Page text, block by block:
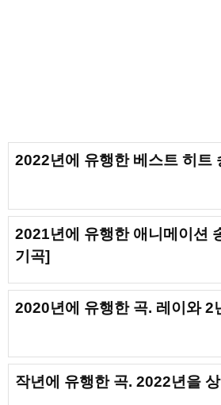
2022년에 유행한 베스트 히트
2021년에 유행한 애니메이션
기곡]
2020년에 유행한 곡. 레이와 2
작년에 유행한 곡. 2022년을